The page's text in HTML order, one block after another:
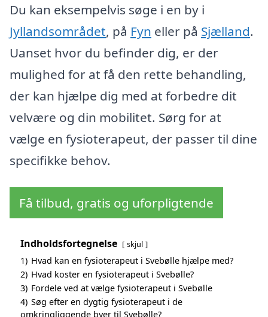
Du kan eksempelvis søge i en by i
Jyllandsområdet, på Fyn eller på Sjælland.
Uanset hvor du befinder dig, er der
mulighed for at få den rette behandling,
der kan hjælpe dig med at forbedre dit
velvære og din mobilitet. Sørg for at
vælge en fysioterapeut, der passer til dine
specifikke behov.
Få tilbud, gratis og uforpligtende
Indholdsfortegnelse skjul
1) Hvad kan en fysioterapeut i Svebølle hjælpe med?
2) Hvad koster en fysioterapeut i Svebølle?
3) Fordele ved at vælge fysioterapeut i Svebølle
4) Søg efter en dygtig fysioterapeut i de
omkringliggende byer til Svebølle?